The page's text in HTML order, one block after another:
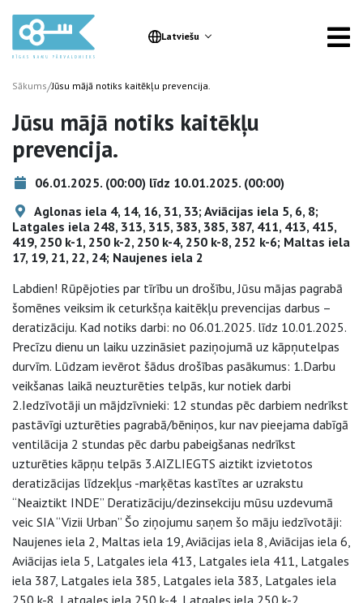
Latviešu
Sākums/Jūsu mājā notiks kaitēkļu prevencija.
Jūsu mājā notiks kaitēkļu
prevencija.
06.01.2025. (00:00) līdz 10.01.2025. (00:00)
Aglonas iela 4, 14, 16, 31, 33; Aviācijas iela 5, 6, 8;
Latgales iela 248, 313, 315, 383, 385, 387, 411, 413, 415,
419, 250 k-1, 250 k-2, 250 k-4, 250 k-8, 252 k-6; Maltas iela
17, 19, 21, 22, 24; Naujenes iela 2
Labdien! Rūpējoties par tīrību un drošību, Jūsu mājas pagrabā
šomēnes veiksim ik ceturkšņa kaitēkļu prevencijas darbus –
deratizāciju. Kad notiks darbi: no 06.01.2025. līdz 10.01.2025.
Precīzu dienu un laiku uzzināsiet paziņojumā uz kāpņutelpas
durvīm. Lūdzam ievērot šādus drošības pasākumus: 1.Darbu
veikšanas laikā neuzturēties telpās, kur notiek darbi
2.Iedzīvotāji un mājdzīvnieki: 12 stundas pēc darbiem nedrīkst
pastāvīgi uzturēties pagrabā/bēniņos, kur nav pieejama dabīgā
ventilācija 2 stundas pēc darbu pabeigšanas nedrīkst
uzturēties kāpņu telpās 3.AIZLIEGTS aiztikt izvietotos
deratizācijas līdzekļus -marķētas kastītes ar uzrakstu
“Neaiztikt INDE” Deratizāciju/dezinsekciju mūsu uzdevumā
veic SIA “Vizii Urban” Šo ziņojumu saņem šo māju iedzīvotāji:
Naujenes iela 2, Maltas iela 19, Aviācijas iela 8, Aviācijas iela 6,
Aviācijas iela 5, Latgales iela 413, Latgales iela 411, Latgales
iela 387, Latgales iela 385, Latgales iela 383, Latgales iela
250 k-8, Latgales iela 250 k-4, Latgales iela 250 k-2,